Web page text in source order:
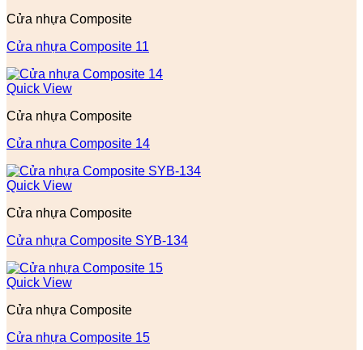
Cửa nhựa Composite
Cửa nhựa Composite 11
Quick View
Cửa nhựa Composite
Cửa nhựa Composite 14
Quick View
Cửa nhựa Composite
Cửa nhựa Composite SYB-134
Quick View
Cửa nhựa Composite
Cửa nhựa Composite 15